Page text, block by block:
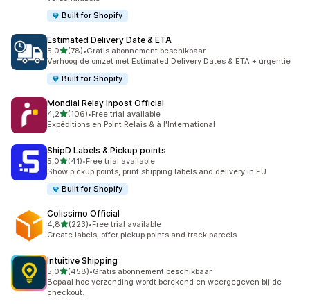
Built for Shopify
Estimated Delivery Date & ETA
5,0van 5 sterren
(78)
78 recensies in totaal
•Gratis abonnement beschikbaar
Verhoog de omzet met Estimated Delivery Dates & ETA + urgentie
Built for Shopify
Mondial Relay Inpost Official
4,2van 5 sterren
(106)
106 recensies in totaal
•Free trial available
Expéditions en Point Relais & à l'International
ShipD Labels & Pickup points
5,0van 5 sterren
(41)
41 recensies in totaal
•Free trial available
Show pickup points, print shipping labels and delivery in EU
Built for Shopify
Colissimo Official
4,8van 5 sterren
(223)
223 recensies in totaal
•Free trial available
Create labels, offer pickup points and track parcels
Intuitive Shipping
5,0van 5 sterren
(458)
458 recensies in totaal
•Gratis abonnement beschikbaar
Bepaal hoe verzending wordt berekend en weergegeven bij de
checkout.